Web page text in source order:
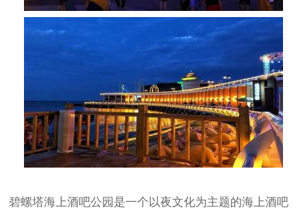
碧螺塔海上酒吧公园是一个以夜文化为主题的海上酒吧